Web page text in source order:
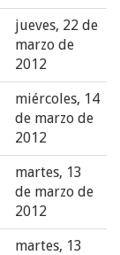
jueves, 22 de
marzo de
2012
miércoles, 14
de marzo de
2012
martes, 13
de marzo de
2012
martes, 13